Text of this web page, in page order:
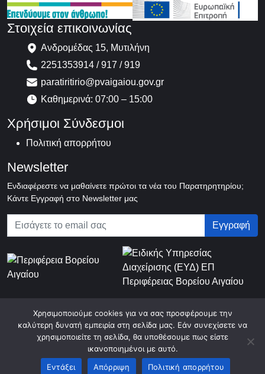
Στοιχεία επικοινωνίας
Ανδρομέδας 15, Μυτιλήνη
2251353914 / 917 / 919
paratiritirio@pvaigaiou.gov.gr
Καθημερινά: 07:00 – 15:00
Χρήσιμοι Σύνδεσμοι
Πολιτική απορρήτου
Newsletter
Ενδιαφέρεστε να μαθαίνετε πρώτοι τα νέα του Παρατηρητηρίου;
Κάντε Εγγραφή στο Newsletter μας
© 2026 Περιφερειακό Παρατηρητήριο Κοινωνικής Ένταξης Βορείου
Χρησιμοποιούμε cookies για να σας προσφέρουμε την
καλύτερη δυνατή εμπειρία στη σελίδα μας. Εάν συνεχίσετε να
χρησιμοποιείτε τη σελίδα, θα υποθέσουμε πως είστε
ικανοποιημένοι με αυτό.
Εντάξει
Απόρριψη Πολιτική απορρήτου